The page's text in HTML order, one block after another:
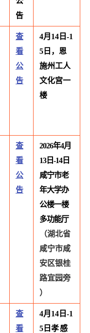
告
查
看
公
告
4月14日-1
5日，恩
施州工人
文化宫一
楼
查
看
公
告
2026年4月
13日-14日
咸宁市老
年大学办
公楼一楼
多功能厅
（湖北省
咸宁市咸
安区银桂
路宜园旁
）
查
看
4月14日-1
5日 孝感